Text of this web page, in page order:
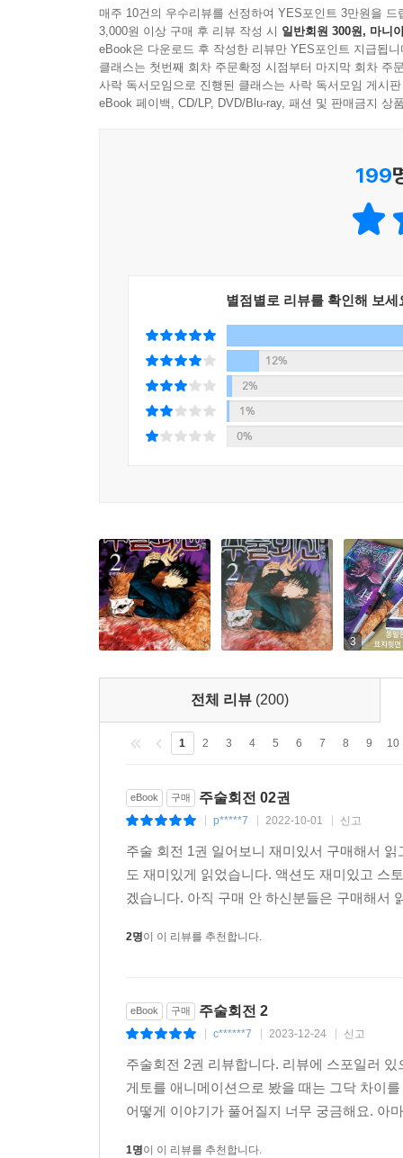
매주 10건의 우수리뷰를 선정하여 YES포인트 3만원을 드
3,000원 이상 구매 후 리뷰 작성 시 일반회원 300원, 마니
eBook은 다운로드 후 작성한 리뷰만 YES포인트 지급됩니
클래스는 첫번째 회차 주문확정 시점부터 마지막 회차 주
사락 독서모임으로 진행된 클래스는 사락 독서모임 게시
eBook 페이백, CD/LP, DVD/Blu-ray, 패션 및 판매금지 상
199
별점별로 리뷰를 확인해 보세
12%
2%
1%
0%
3
전체 리뷰 (200)
1 2 3 4 5 6 7 8 9 10
eBook 구매 주술회전 02권
p*****7 2022-10-01 신고
주술 회전 1권 일어보니 재미있서 구매해서
도 재미있게 읽었습니다. 액션도 재미있고 스
겠습니다. 아직 구매 안 하신분들은 구매해서
2명이 이 리뷰를 추천합니다.
eBook 구매 주술회전 2
c******7 2023-12-24 신고
주술회전 2권 리뷰합니다. 리뷰에 스포일러
게토를 애니메이션으로 봤을 때는 그닥 차이
어떻게 이야기가 풀어질지 너무 궁금해요. 아
1명이 이 리뷰를 추천합니다.